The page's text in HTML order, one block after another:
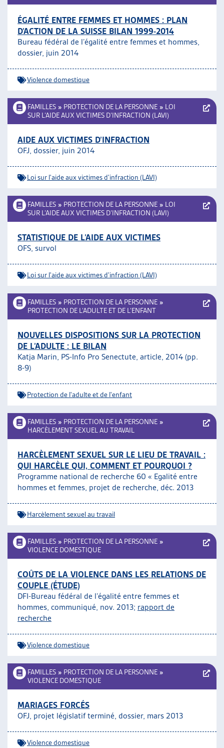
ÉGALITÉ ENTRE FEMMES ET HOMMES : PLAN
D’ACTION DE LA SUISSE BILAN 1999-2014
Bureau fédéral de l’égalité entre femmes et hommes,
dossier, juin 2014
Violence domestique
FAMILLES » PROTECTION DE LA PERSONNE » LOI
SUR L’AIDE AUX VICTIMES D’INFRACTION (LAVI)
AIDE AUX VICTIMES D’INFRACTION
OFJ, dossier, juin 2014
Loi sur l'aide aux victimes d'infraction (LAVI)
FAMILLES » PROTECTION DE LA PERSONNE » LOI
SUR L’AIDE AUX VICTIMES D’INFRACTION (LAVI)
STATISTIQUE DE L’AIDE AUX VICTIMES
OFS, survol
Loi sur l'aide aux victimes d'infraction (LAVI)
FAMILLES » PROTECTION DE LA PERSONNE »
PROTECTION DE L’ADULTE ET DE L’ENFANT
NOUVELLES DISPOSITIONS SUR LA PROTECTION
DE L’ADULTE : LE BILAN
Katja Marin, PS-Info Pro Senectute, article, 2014 (pp.
8-9)
Protection de l'adulte et de l'enfant
FAMILLES » PROTECTION DE LA PERSONNE »
HARCÈLEMENT SEXUEL AU TRAVAIL
HARCÈLEMENT SEXUEL SUR LE LIEU DE TRAVAIL :
QUI HARCÈLE QUI, COMMENT ET POURQUOI ?
Programme national de recherche 60 « Egalité entre
hommes et femmes, projet de recherche, déc. 2013
Harcèlement sexuel au travail
FAMILLES » PROTECTION DE LA PERSONNE »
VIOLENCE DOMESTIQUE
COÛTS DE LA VIOLENCE DANS LES RELATIONS DE
COUPLE (ÉTUDE)
DFI-Bureau fédéral de l’égalité entre femmes et
hommes, communiqué, nov. 2013; rapport de
recherche
Violence domestique
FAMILLES » PROTECTION DE LA PERSONNE »
VIOLENCE DOMESTIQUE
MARIAGES FORCÉS
OFJ, projet législatif terminé, dossier, mars 2013
Violence domestique